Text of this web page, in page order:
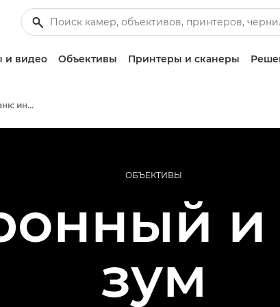
и видео Объективы Принтеры и сканеры
Информационный банк: информационный ресурс для фотографов
ОБЪЕКТИВЫ
и
зум